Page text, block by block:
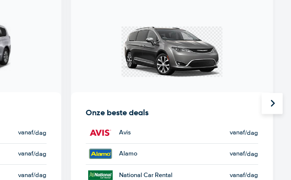
vanaf/dag
vanaf/dag
vanaf/dag
Onze beste deals
Avis vanaf/dag
Alamo vanaf/dag
National Car Rental vanaf/dag